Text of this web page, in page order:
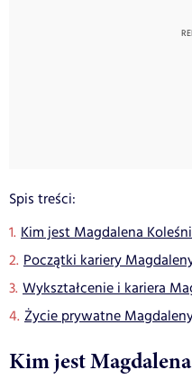
Spis treści:
Kim jest Magdalena
Początki kariery
Wykształcenie i kariera
Życie prywatne
Kim jest